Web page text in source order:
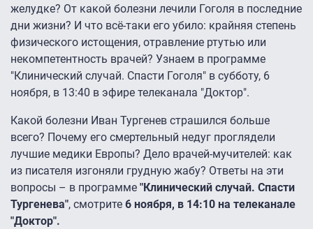
желудке? От какой болезни лечили Гоголя в последние
дни жизни? И что всё-таки его убило: крайняя степень
физического истощения, отравление ртутью или
некомпетентность врачей? Узнаем в программе
"Клинический случай. Спасти Гоголя" в субботу, 6
ноября, в 13:40 в эфире телеканала "Доктор".
Какой болезни Иван Тургенев страшился больше
всего? Почему его смертельный недуг проглядели
лучшие медики Европы? Дело врачей-мучителей: как
из писателя изгоняли грудную жабу? Ответы на эти
вопросы – в программе "Клинический случай. Спасти
Тургенева", смотрите 6 ноября, в 14:10 на телеканале
"Доктор".